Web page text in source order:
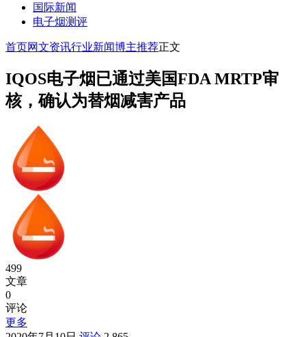
国际新闻
电子烟测评
首页网文资讯行业新闻博主推荐正文
IQOS电子烟已通过美国FDA MRTP审
核，确认为替烟减害产品
499
文章
0
评论
更多